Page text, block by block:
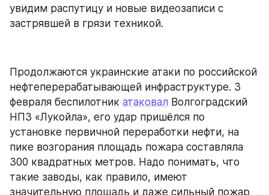
увидим распутицу и новые видеозаписи с
застрявшей в грязи техникой.
Продолжаются украинские атаки по российской
нефтеперерабатывающей инфраструктуре. 3
февраля беспилотник атаковал Волгоградский
НПЗ «Лукойла», его удар пришёлся по
установке первичной переработки нефти, на
пике возгорания площадь пожара составляла
300 квадратных метров. Надо понимать, что
такие заводы, как правило, имеют
значительную площадь и даже сильный пожар